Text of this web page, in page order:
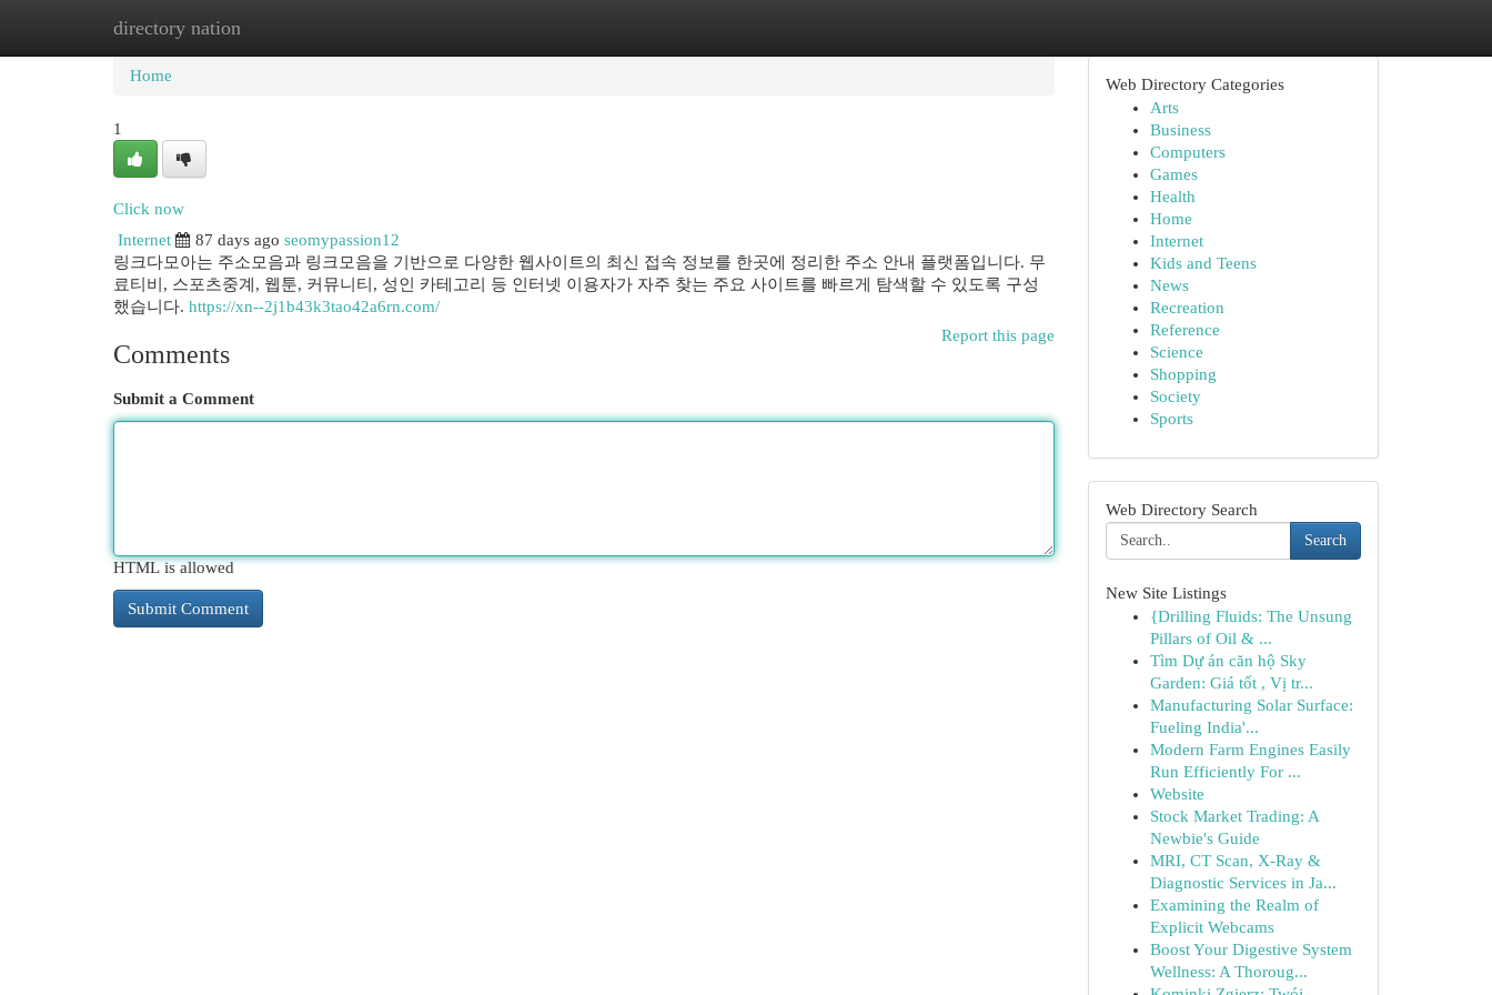
directory nation
Home New Site Listings
Home
1
Click now
Internet
87 days ago seomypassion12
링크다모아는 주소모음과 링크모음을 기반으로 다양한 웹사이트의 최신 접속 정보를 한곳에 정리한 주소 안내 플랫폼입니다. 무
료티비, 스포츠중계, 웹툰, 커뮤니티, 성인 카테고리 등 인터넷 이용자가 자주 찾는 주요 사이트를 빠르게 탐색할 수 있도록 구성
했습니다. https://xn--2j1b43k3tao42a6rn.com/
Report this page
Comments
Submit a Comment
HTML is allowed
Web Directory Categories
Arts
Business
Computers
Games
Health
Home
Internet
Kids and Teens
News
Recreation
Reference
Science
Shopping
Society
Sports
Web Directory Search
Search
New Site Listings
{Drilling Fluids: The Unsung
Pillars of Oil & ...
Tìm Dự án căn hộ Sky
Garden: Giá tốt , Vị tr...
Manufacturing Solar Surface:
Fueling India'...
Modern Farm Engines Easily
Run Efficiently For ...
Website
Stock Market Trading: A
Newbie's Guide
MRI, CT Scan, X-Ray &
Diagnostic Services in Ja...
Examining the Realm of
Explicit Webcams
Boost Your Digestive System
Wellness: A Thoroug...